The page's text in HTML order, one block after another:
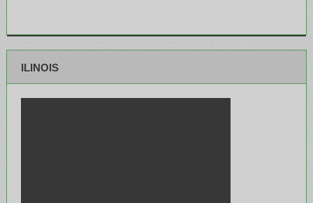
ILINOIS